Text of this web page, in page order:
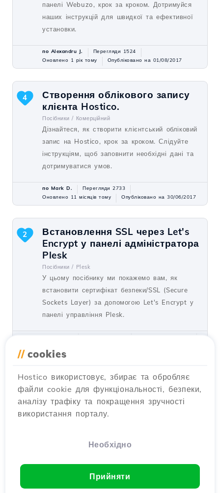
панелі Webuzo, крок за кроком. Дотримуйся
наших інструкцій для швидкої та ефективної
установки.
по Alexandru J.
Перегляди 1524
Оновлено 1 рік тому
Опубліковано на 01/08/2017
Створення облікового запису
клієнта Hostico.
Посібники / Комерційний
Дізнайтеся, як створити клієнтський обліковий
запис на Hostico, крок за кроком. Слідуйте
інструкціям, щоб заповнити необхідні дані та
дотримуватися умов.
4
по Mark D.
Перегляди 2733
Оновлено 11 місяців тому
Опубліковано на 30/06/2017
Встановлення SSL через Let's
Encrypt у панелі адміністратора
Plesk
Посібники / Plesk
У цьому посібнику ми покажемо вам, як
встановити сертифікат безпеки/SSL (Secure
Sockets Layer) за допомогою Let's Encrypt у
панелі управління Plesk.
2
по Florin P. Перегляди 1591
Оновлено 1 рік тому
Встановлення SSL сертифіката
в Magento 1.9
Посібники / Додатки
Встановіть SSL сертифікат у Magento 1.9 за
перенаправляючи з HTTP на HTTPS.
Перегляди 1400
Опубліковано на 01/06/2018
// cookies
Hostico використовує, збирає та обробляє
файли cookie для функціональності, безпеки,
аналізу трафіку та покращення зручності
використання порталу.
Необхідно
Прийняти